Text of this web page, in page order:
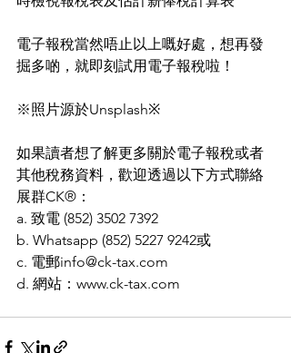
電子報稅當然唔止以上嘅好處，想再發
掘多啲，就即刻試用電子報稅啦！
※照片源於Unsplash※
如果讀者想了解更多關於電子報稅或者
其他稅務資料，歡迎透過以下方式聯絡
展群CK®：
a. 致電 (852) 3502 7392
b. Whatsapp (852) 5227 9242或
c. 電郵info@ck-tax.com
d. 網站：www.ck-tax.com